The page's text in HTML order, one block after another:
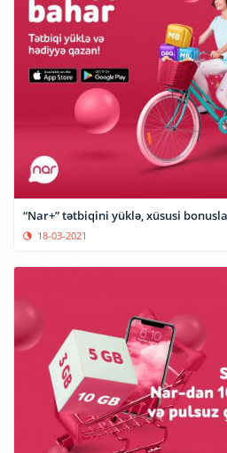
“Nar+” tətbiqini yüklə, xüsusi
18-03-2021